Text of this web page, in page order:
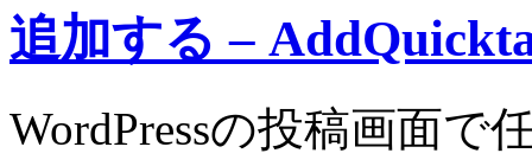
追加する –
WordPressの投稿画面で